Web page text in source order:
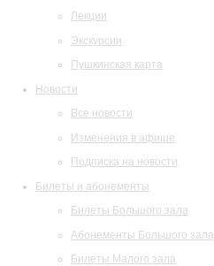
Лекции
Экскурсии
Пушкинская карта
Новости
Все новости
Изменения в афише
Подписка на новости
Билеты и абонементы
Билеты Большого зала
Абонементы Большого зала
Билеты Малого зала